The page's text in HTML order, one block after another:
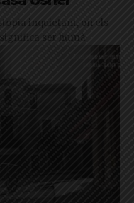
inquietant, on els
ser humà